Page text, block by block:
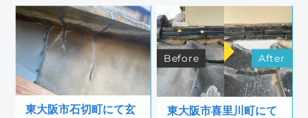
東大阪市石切町にて玄
Before After
東大阪市喜里川町にて